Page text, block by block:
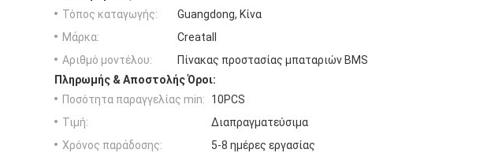
Τόπος καταγωγής:
Guangdong, Κίνα
Μάρκα:
Creatall
Αριθμό μοντέλου:
Πίνακας προστασίας μπαταριών BMS
Πληρωμής & Αποστολής Όροι:
Ποσότητα παραγγελίας min:
10PCS
Τιμή:
Διαπραγματεύσιμα
Χρόνος παράδοσης:
5-8 ημέρες εργασίας